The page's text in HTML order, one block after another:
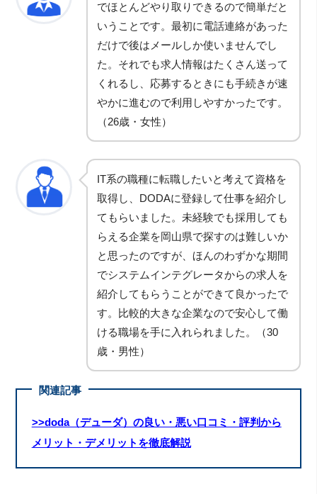
でほとんどやり取りできるので簡単だと
いうことです。最初に電話連絡があった
だけで後はメールしか使いませんでし
た。それでも求人情報はたくさん送って
くれるし、応募するときにも手続きが速
やかに進むので利用しやすかったです。
（26歳・女性）
IT系の職種に転職したいと考えて資格を
取得し、DODAに登録して仕事を紹介し
てもらいました。未経験でも採用しても
らえる企業を岡山県で探すのは難しいか
と思ったのですが、ほんのわずかな期間
でシステムインテグレータからの求人を
紹介してもらうことができて良かったで
す。比較的大きな企業なので安心して働
ける職場を手に入れられました。（30
歳・男性）
関連記事
>>doda（デューダ）の良い・悪い口コミ・評判から
メリット・デメリットを徹底解説